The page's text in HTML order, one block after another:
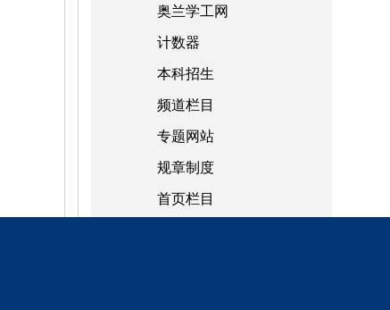
奥兰学工网
计数器
本科招生
频道栏目
专题网站
规章制度
首页栏目